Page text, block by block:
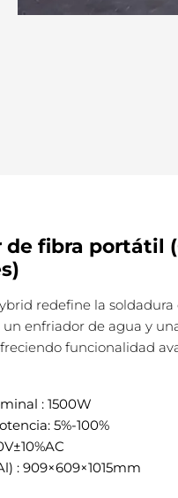
de fibra portátil
redefine la
enfriador de agua y
funcionalidad
: 1500W
5%-100%
: 909×609×1015mm